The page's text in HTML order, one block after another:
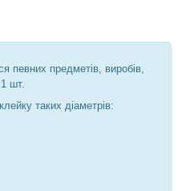
певних предметів, виробів,
шт.
таких діаметрів: